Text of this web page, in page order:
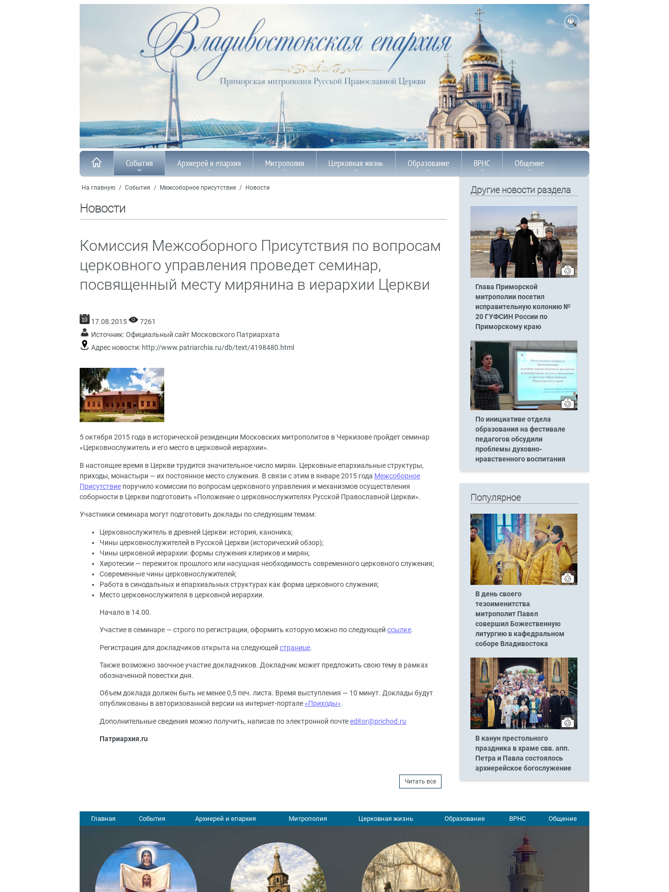
События Архиерей и епархия Митрополия Церковная жизнь Образование ВРНС Общение
На главную / События / Межсоборное присутствие / Новости
Новости
Комиссия Межсоборного Присутствия по вопросам
церковного управления проведет семинар,
посвященный месту мирянина в иерархии Церкви
17.08.2015
7261
Источник:Официальный сайт Московского Патриархата
Адрес новости: http://www.patriarchia.ru/db/text/4198480.html
5 октября 2015 года в исторической резиденции Московских митрополитов в Черкизове пройдет семинар
«Церковнослужитель и его место в церковной иерархии».
В настоящее время в Церкви трудится значительное число мирян. Церковные епархиальные структуры,
приходы, монастыри — их постоянное место служения. В связи с этим в январе 2015 года Межсоборное
Присутствие поручило комиссии по вопросам церковного управления и механизмов осуществления
соборности в Церкви подготовить «Положение о церковнослужителях Русской Православной Церкви».
Участники семинара могут подготовить доклады по следующим темам:
Церковнослужитель в древней Церкви: история, каноника;
Чины церковнослужителей в Русской Церкви (исторический обзор);
Чины церковной иерархии: формы служения клириков и мирян;
Хиротесии — пережиток прошлого или насущная необходимость современного церковного служения;
Современные чины церковнослужителей;
Работа в синодальных и епархиальных структурах как форма церковного служения;
Место церковнослужителя в церковной иерархии.
Начало в 14.00.
Участие в семинаре — строго по регистрации, оформить которую можно по следующей ссылке.
Регистрация для докладчиков открыта на следующей странице.
Также возможно заочное участие докладчиков. Докладчик может предложить свою тему в рамках
обозначенной повестки дня.
Объем доклада должен быть не менее 0,5 печ. листа. Время выступления — 10 минут. Доклады будут
опубликованы в авторизованной версии на интернет-портале«Приходы».
Дополнительные сведения можно получить, написав по электронной почтеeditor@prichod.ru
Патриархия.ru
Читать все
Другие новости раздела
Глава Приморской
митрополии посетил
исправительную колонию №
20 ГУФСИН России по
Приморскому краю
По инициативе отдела
образования на фестивале
педагогов обсудили
проблемы духовно-
нравственного воспитания
Популярное
В день своего
тезоименитства
митрополит Павел
совершил Божественную
литургию в кафедральном
соборе Владивостока
В канун престольного
праздника в храме свв. апп.
Петра и Павла состоялось
архиерейское богослужение
Главная События Архиерей и епархия Митрополия Церковная жизнь Образование ВРНС Общение